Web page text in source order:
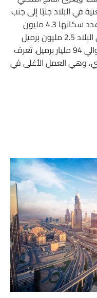
في البلاد جنبًا إلى جنب
مع عدد سكان صغير نسبيًا، حيث يبلغ عدد سكانها 4.3 مليون
نسمة فقط. تبلغ طاقة إنتاج النفط في البلاد 2.5 مليون برميل
يوميًا، حيث يقدر احتياطيها النفطي بحوالي 94 مليار برميل. تعرف
وهي العمل الأغلى في